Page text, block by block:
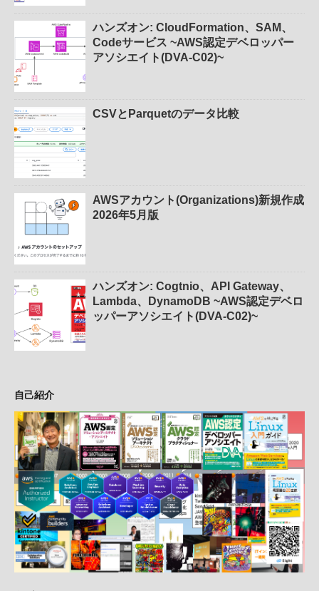
ハンズオン: CloudFormation、SAM、
Codeサービス ~AWS認定デベロッパー
アソシエイト(DVA-C02)~
CSVとParquetのデータ比較
AWSアカウント(Organizations)新規作成
2026年5月版
ハンズオン: Cogtnio、API Gateway、
Lambda、DynamoDB ~AWS認定デベロ
ッパーアソシエイト(DVA-C02)~
自己紹介